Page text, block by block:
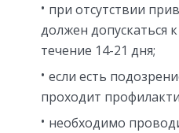
при отсутствии
должен допускаться
течение 14-21 дня;
если есть
проходит
необходимо